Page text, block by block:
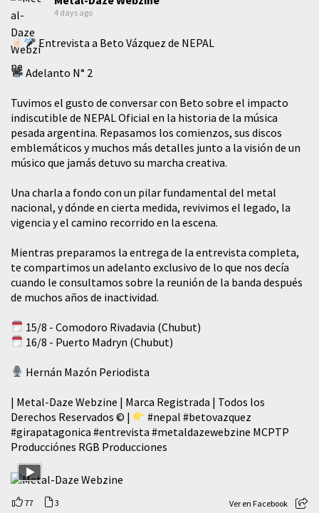
4 days ago
Entrevista a Beto Vázquez de NEPAL
Adelanto N° 2
Tuvimos el gusto de conversar con Beto sobre el impacto
indiscutible de NEPAL Oficial en la historia de la música
pesada argentina. Repasamos los comienzos, sus discos
emblemáticos y muchos más detalles junto a la visión de un
músico que jamás detuvo su marcha creativa.
​Una charla a fondo con un pilar fundamental del metal
nacional, y dónde en cierta medida, revivimos el legado, la
vigencia y el camino recorrido en la escena.
Mientras preparamos la entrega de la entrevista completa,
te compartimos un adelanto exclusivo de lo que nos decía
cuando le consultamos sobre la reunión de la banda después
de muchos años de inactividad.
15/8 - Comodoro Rivadavia (Chubut)
16/8 - Puerto Madryn (Chubut)
Hernán Mazón Periodista
| Metal-Daze Webzine | Marca Registrada | Todos los
Derechos Reservados © |
#nepal #betovazquez
#girapatagonica #entrevista #metaldazewebzine MCPTP
Producciónes RGB Producciones
77 3 Ver en Facebook